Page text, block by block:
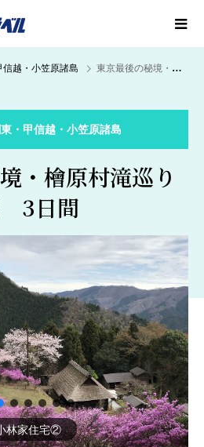
信越・小笠原諸島 東京最後の秘境・檜原村滝巡りと奥多摩の旅 3日間
・甲信越・小笠原諸島
・檜原村滝巡り
3日間
林家住宅②